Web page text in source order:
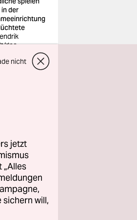
in der
dpa
nicht
jetzt
will,